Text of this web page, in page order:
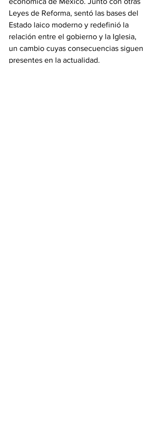
Leyes de Reforma, sentó las bases del
Estado laico moderno y redefinió la
relación entre el gobierno y la Iglesia,
un cambio cuyas consecuencias siguen
presentes en la actualidad.